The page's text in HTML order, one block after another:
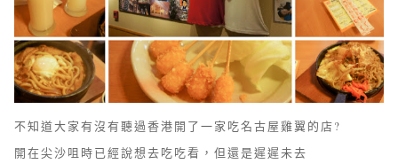
不知道大家有沒有聽過香港開了一家吃名古屋雞翼的店?
開在尖沙咀時已經說想去吃吃看，但還是遲遲未去